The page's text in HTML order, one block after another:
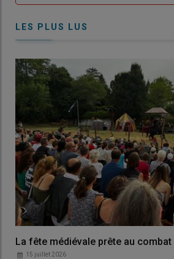
LES PLUS LUS
La fête médiévale prête au combat
15 juillet 2026